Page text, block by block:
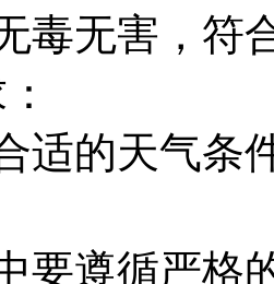
毒无害，符
适的天气条
要遵循严格